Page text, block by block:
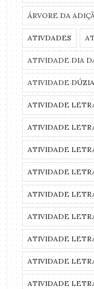
ÁRVORE DA
ATIVDADES
ATIVIDADE DIA
ATIVIDADE
ATIVIDADE
ATIVIDADE
ATIVIDADE
ATIVIDADE
ATIVIDADE
ATIVIDADE
ATIVIDADE
ATIVIDADE
ATIVIDADE